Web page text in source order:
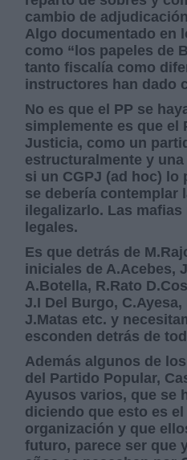
cambio de
Algo documentado en
como “los papeles de
tanto fiscalía como
instructores han dado
No es que el PP se
simplemente es que el
Justicia, como un
estructuralmente y
si un CGPJ (ad hoc) lo
se debería contemplar
ilegalizarlo. Las mafias
legales.
Es que detrás de
iniciales de A.Acebes,
A.Botella, R.Rato
J.I Del Burgo,
J.Matas etc. y
esconden detrás de
Además algunos de
del Partido Popular,
Ayusos varios, que se
diciendo que esto es
organización y que
futuro, parece ser que